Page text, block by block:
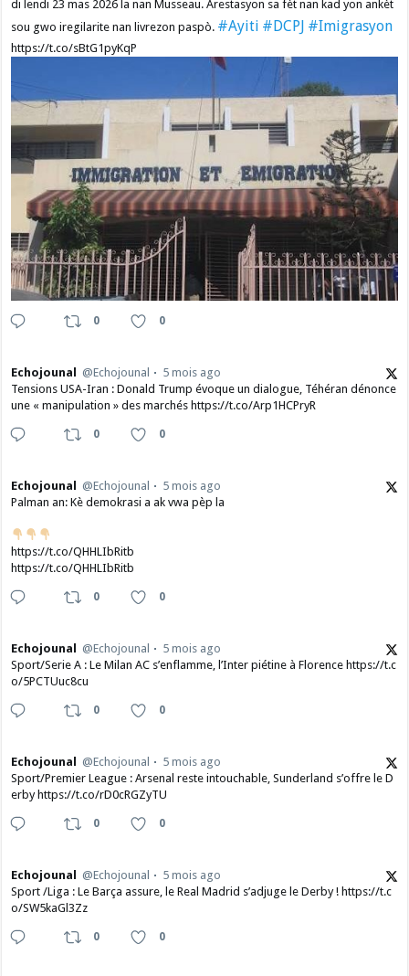
di lendi 23 mas 2026 la nan Musseau. Arestasyon sa fèt nan kad yon ankèt
sou gwo iregilarite nan livrezon paspò. #Ayiti #DCPJ #Imigrasyon
https://t.co/sBtG1pyKqP
0 0
Echojounal @Echojounal
5 mois ago
Tensions USA-Iran : Donald Trump évoque un dialogue, Téhéran dénonce
une « manipulation » des marchés https://t.co/Arp1HCPryR
0 0
Echojounal @Echojounal
5 mois ago
Palman an: Kè demokrasi a ak vwa pèp la
https://t.co/QHHLIbRitb
https://t.co/QHHLIbRitb
0 0
Echojounal @Echojounal
5 mois ago
Sport/Serie A : Le Milan AC s’enflamme, l’Inter piétine à Florence https://t.c
o/5PCTUuc8cu
0 0
Echojounal @Echojounal
5 mois ago
Sport/Premier League : Arsenal reste intouchable, Sunderland s’offre le D
erby https://t.co/rD0cRGZyTU
0 0
Echojounal @Echojounal
5 mois ago
Sport /Liga : Le Barça assure, le Real Madrid s’adjuge le Derby ! https://t.c
o/SW5kaGl3Zz
0 0